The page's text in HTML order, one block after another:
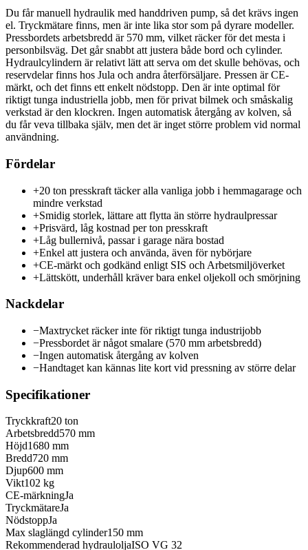
Du får manuell hydraulik med handdriven pump, så det krävs ingen
el. Tryckmätare finns, men är inte lika stor som på dyrare modeller.
Pressbordets arbetsbredd är 570 mm, vilket räcker för det mesta i
personbilsväg. Det går snabbt att justera både bord och cylinder.
Hydraulcylindern är relativt lätt att serva om det skulle behövas, och
reservdelar finns hos Jula och andra återförsäljare. Pressen är CE-
märkt, och det finns ett enkelt nödstopp. Den är inte optimal för
riktigt tunga industriella jobb, men för privat bilmek och småskalig
verkstad är den klockren. Ingen automatisk återgång av kolven, så
du får veva tillbaka själv, men det är inget större problem vid normal
användning.
Fördelar
+20 ton presskraft täcker alla vanliga jobb i hemmagarage och
mindre verkstad
+Smidig storlek, lättare att flytta än större hydraulpressar
+Prisvärd, låg kostnad per ton presskraft
+Låg bullernivå, passar i garage nära bostad
+Enkel att justera och använda, även för nybörjare
+CE-märkt och godkänd enligt SIS och Arbetsmiljöverket
+Lättskött, underhåll kräver bara enkel oljekoll och smörjning
Nackdelar
−Maxtrycket räcker inte för riktigt tunga industrijobb
−Pressbordet är något smalare (570 mm arbetsbredd)
−Ingen automatisk återgång av kolven
−Handtaget kan kännas lite kort vid pressning av större delar
Specifikationer
Tryckkraft20 ton
Arbetsbredd570 mm
Höjd1680 mm
Bredd720 mm
Djup600 mm
Vikt102 kg
CE-märkningJa
TryckmätareJa
NödstoppJa
Max slaglängd cylinder150 mm
Rekommenderad hydrauloljaISO VG 32